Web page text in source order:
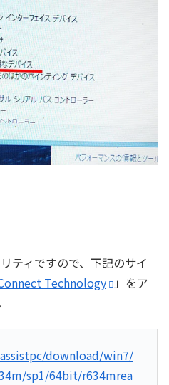
ティですので、下記のサイ
Technology
」をア
download/win7/
sp1/64bit/r634mrea